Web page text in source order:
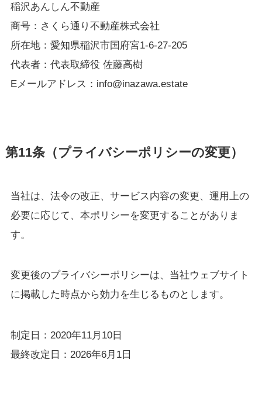
稲沢あんしん不動産
商号：さくら通り不動産株式会社
所在地：愛知県稲沢市国府宮1-6-27-205
代表者：代表取締役 佐藤高樹
Eメールアドレス：info@inazawa.estate
第11条（プライバシーポリシーの変更）
当社は、法令の改正、サービス内容の変更、運用上の
必要に応じて、本ポリシーを変更することがありま
す。
変更後のプライバシーポリシーは、当社ウェブサイト
に掲載した時点から効力を生じるものとします。
制定日：2020年11月10日
最終改定日：2026年6月1日